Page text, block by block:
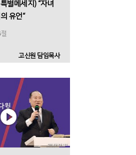
별메세지) “자녀
유언“
고신원 담임목사